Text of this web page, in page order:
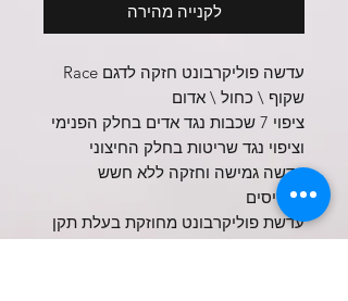
לקנייה מהירה
עדשה פוליקרבונט חזקה לדגם Race
שקוף \ כחול \ אדום
ציפוי 7 שכבות נגד אדים בחלק הפנימי
וציפוי נגד שריטות בחלק החיצוני
עדשה גמישה וחזקה ללא חשש
לרסיסים
עדשת פוליקרבונט מחוזקת בעלת תקן